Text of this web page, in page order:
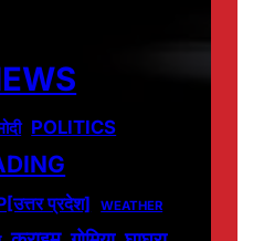
POLITICS
प्रदेश] WEATHER